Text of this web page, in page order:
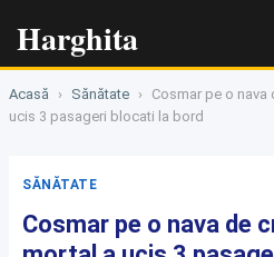
Harghita
Acasă › Sănătate ›
Cosmar pe o nava
ucis 3 pasageri blocati la bord
SĂNĂTATE
Cosmar pe o nava de